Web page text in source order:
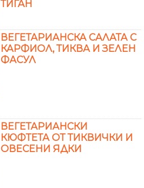
ТИГАН
ВЕГЕТАРИАНСКА САЛАТА С
КАРФИОЛ, ТИКВА И ЗЕЛЕН
ФАСУЛ
ВЕГЕТАРИАНСКИ
КЮФТЕТА ОТ ТИКВИЧКИ И
ОВЕСЕНИ ЯДКИ